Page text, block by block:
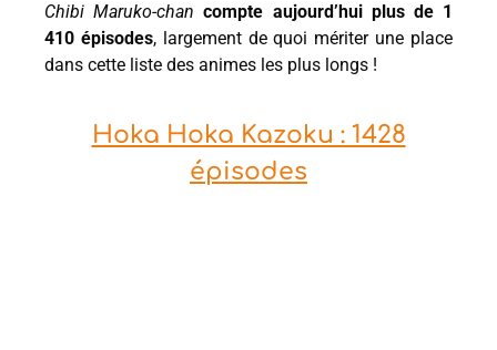
Chibi Maruko-chan compte aujourd’hui plus de 1
410 épisodes, largement de quoi mériter une place
dans cette liste des animes les plus longs !
Hoka Hoka Kazoku : 1428
épisodes